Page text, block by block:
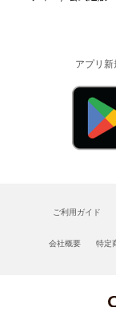
アプリ
ご利用ガイド
会社概要 特定